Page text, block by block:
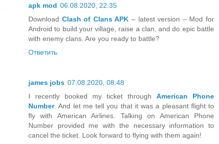
apk mod 06.08.2020, 22:35
Download Clash of Clans APK – latest version – Mod for
Android to build your village, raise a clan, and do epic battle
with enemy clans. Are you ready to battle?
Ответить
james jobs 07.08.2020, 08:48
I recently booked my ticket through American Phone
Number. And let me tell you that it was a pleasant flight to
fly with American Airlines. Talking on American Phone
Number provided me with the necessary information to
cancel the ticket. Look forward to flying with them again!